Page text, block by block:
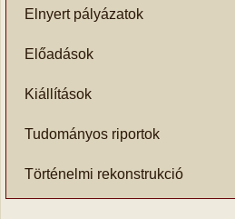
Elnyert pályázatok
Előadások
Kiállítások
Tudományos riportok
Történelmi rekonstrukció